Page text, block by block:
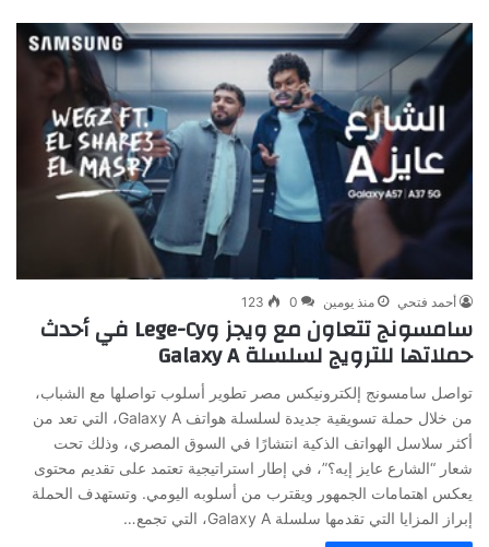
أحمد فتحي منذ يومين 0
123
سامسونج تتعاون مع ويجز وLege-Cy في أحدث
حملاتها للترويج لسلسلة Galaxy A
تواصل سامسونج إلكترونيكس مصر تطوير أسلوب تواصلها مع الشباب،
من خلال حملة تسويقية جديدة لسلسلة هواتف Galaxy A، التي تعد من
أكثر سلاسل الهواتف الذكية انتشارًا في السوق المصري، وذلك تحت
شعار “الشارع عايز إيه؟”، في إطار استراتيجية تعتمد على تقديم محتوى
يعكس اهتمامات الجمهور ويقترب من أسلوبه اليومي. وتستهدف الحملة
إبراز المزايا التي تقدمها سلسلة Galaxy A، التي تجمع…